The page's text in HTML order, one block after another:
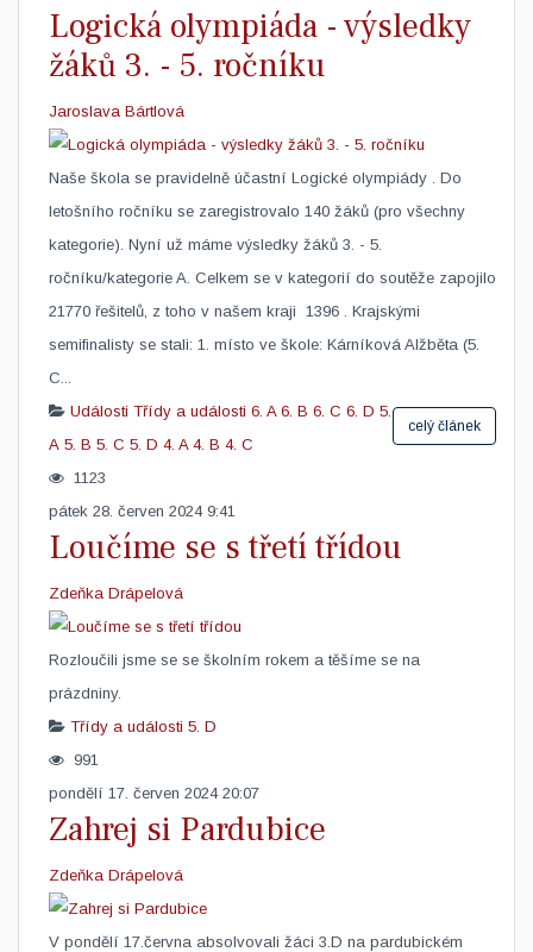
Logická olympiáda - výsledky
žáků 3. - 5. ročníku
Jaroslava Bártlová
Naše škola se pravidelně účastní Logické olympiády . Do
letošního ročníku se zaregistrovalo 140 žáků (pro všechny
kategorie). Nyní už máme výsledky žáků 3. - 5.
ročníku/kategorie A. Celkem se v kategorií do soutěže zapojilo
21770 řešitelů, z toho v našem kraji 1396 . Krajskými
semifinalisty se stali: 1. místo ve škole: Kárníková Alžběta (5.
C...
celý článek
Události Třídy a události 6. A 6. B 6. C 6. D 5.
A 5. B 5. C 5. D 4. A 4. B 4. C
1123
pátek 28. červen 2024 9:41
Loučíme se s třetí třídou
Zdeňka Drápelová
​Rozloučili jsme se se školním rokem a těšíme se na
prázdniny.
Třídy a události 5. D
991
pondělí 17. červen 2024 20:07
Zahrej si Pardubice
Zdeňka Drápelová
​V pondělí 17.června absolvovali žáci 3.D na pardubickém